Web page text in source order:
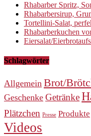
Rhabarber Spritz,
Rhabarbersirup,
Tortellini-Salat,
Rhabarberkuchen
Eiersalat/
Schlagwörter
Allgemein Brot/
Geschenke Getränke
Plätzchen Presse Produkte
Videos